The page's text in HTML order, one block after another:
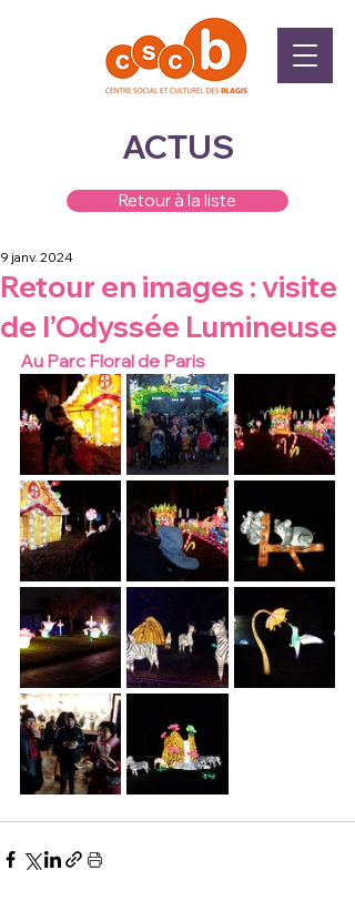
ACTUS
Retour à la liste
Retour en images : visite
de l’Odyssée Lumineuse
9 janv. 2024
Au Parc Floral de Paris